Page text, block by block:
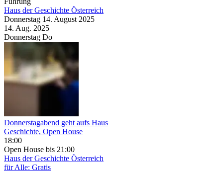
Haus der Geschichte Österreich
Donnerstag 14. August 2025
14. Aug. 2025
Donnerstag Do
Donnerstagabend geht aufs Haus
Geschichte, Open House
18:00
Open House bis 21:00
Haus der Geschichte Österreich
für Alle: Gratis